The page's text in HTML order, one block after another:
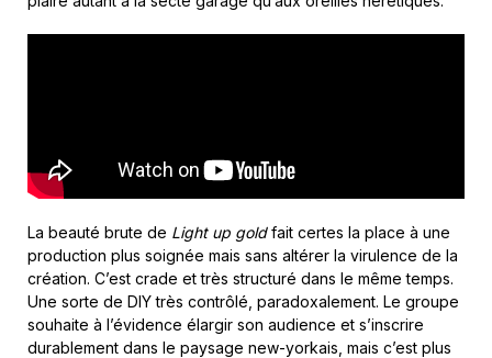
La beauté brute de Light up goldfait certes la place à une
production plus soignée mais sans altérer la virulence de la
création. C’est crade et très structuré dans le même temps.
Une sorte de DIY très contrôlé, paradoxalement. Le groupe
souhaite à l’évidence élargir son audience et s’inscrire
durablement dans le paysage new-yorkais, mais c’est plus